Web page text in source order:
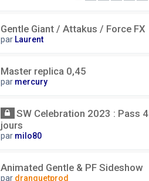
Gentle Giant / Attakus / Force FX
par Laurent
Master replica 0,45
par mercury
SW Celebration 2023 : Pass 4
jours
par milo80
Animated Gentle & PF Sideshow
par dranguetprod